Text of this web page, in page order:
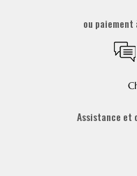
ou paiement
Assistance et